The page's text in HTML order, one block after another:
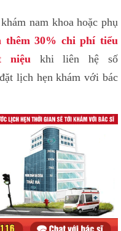
nam khoa hoặc phụ
thêm 30% chi phí tiểu
niệukhi liên hệ số
lịch hẹn khám với bác